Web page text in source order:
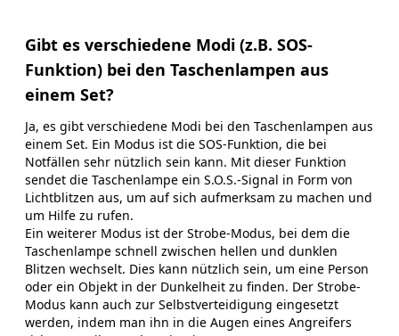
Gibt es verschiedene Modi (z.B. SOS-
Funktion) bei den Taschenlampen aus
einem Set?
Ja, es gibt verschiedene Modi bei den Taschenlampen aus
einem Set. Ein Modus ist die SOS-Funktion, die bei
Notfällen sehr nützlich sein kann. Mit dieser Funktion
sendet die Taschenlampe ein S.O.S.-Signal in Form von
Lichtblitzen aus, um auf sich aufmerksam zu machen und
um Hilfe zu rufen.
Ein weiterer Modus ist der Strobe-Modus, bei dem die
Taschenlampe schnell zwischen hellen und dunklen
Blitzen wechselt. Dies kann nützlich sein, um eine Person
oder ein Objekt in der Dunkelheit zu finden. Der Strobe-
Modus kann auch zur Selbstverteidigung eingesetzt
werden, indem man ihn in die Augen eines Angreifers